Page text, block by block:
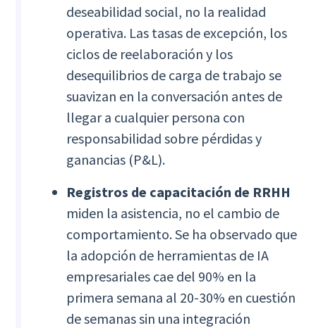
deseabilidad social, no la realidad
operativa. Las tasas de excepción, los
ciclos de reelaboración y los
desequilibrios de carga de trabajo se
suavizan en la conversación antes de
llegar a cualquier persona con
responsabilidad sobre pérdidas y
ganancias (P&L).
Registros de capacitación de RRHH
miden la asistencia, no el cambio de
comportamiento. Se ha observado que
la adopción de herramientas de IA
empresariales cae del 90% en la
primera semana al 20-30% en cuestión
de semanas sin una integración